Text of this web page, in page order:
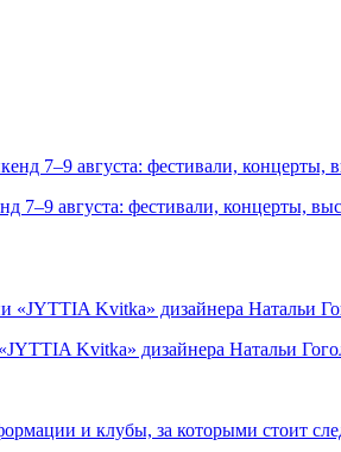
7–9 августа: фестивали, концерты,
Kvitka» дизайнера Натальи